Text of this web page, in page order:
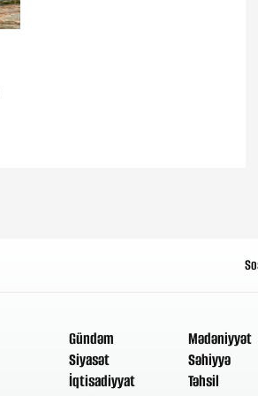
Gündəm
Siyasət
İqtisadiyyat
Mədəniyyət
Səhiyyə
Təhsil